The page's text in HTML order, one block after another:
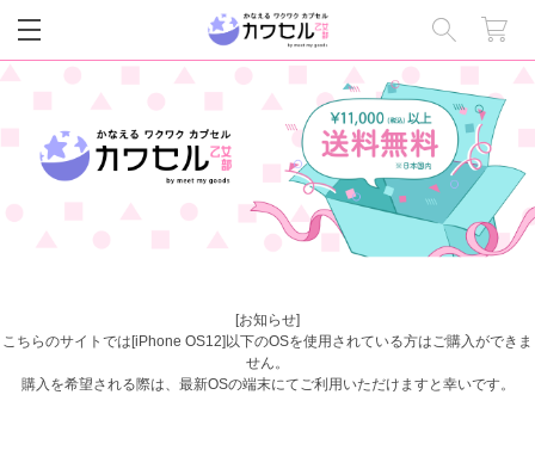
[お知らせ]
こちらのサイトでは[iPhone OS12]以下のOSを使用されている方はご購入ができま
せん。
購入を希望される際は、最新OSの端末にてご利用いただけますと幸いです。